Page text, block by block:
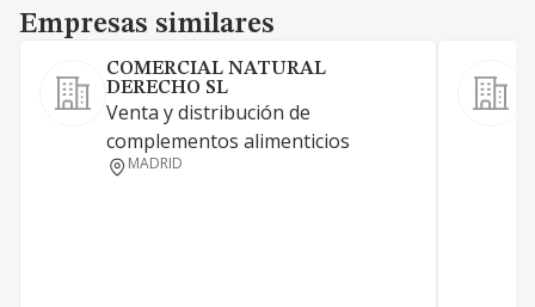
Empresas similares
Empresas similares
COMERCIAL NATURAL
DERECHO SL
Venta y distribución de
complementos alimenticios
MADRID